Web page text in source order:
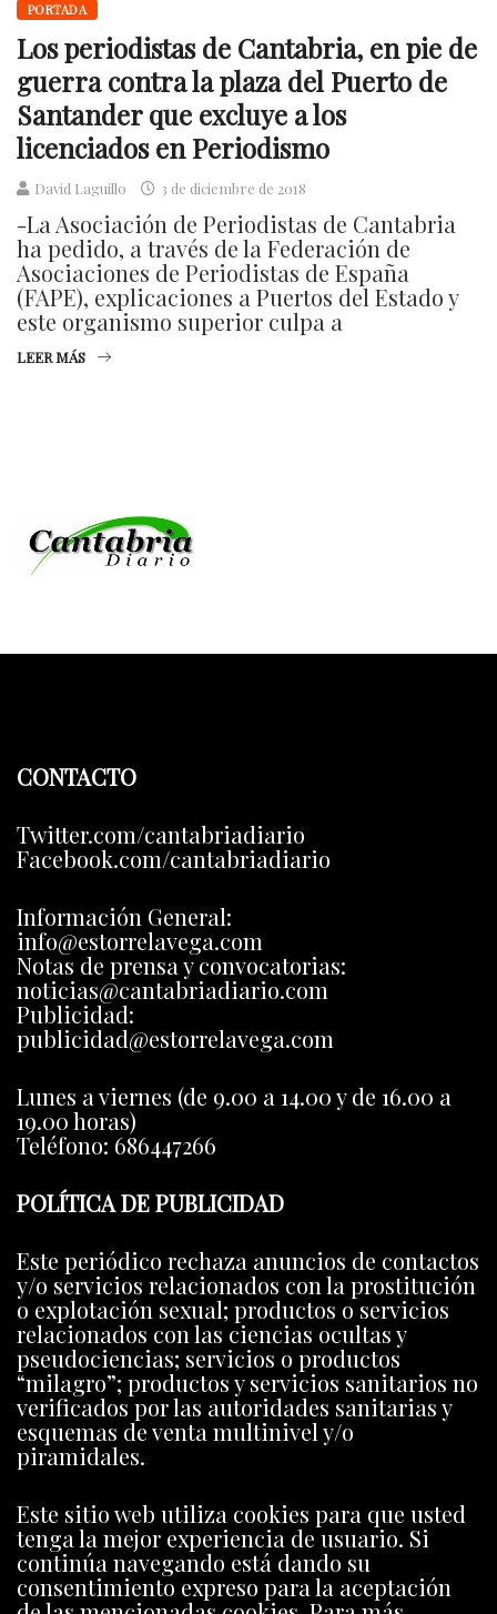
PORTADA
Los periodistas de Cantabria, en pie de
guerra contra la plaza del Puerto de
Santander que excluye a los
licenciados en Periodismo
David Laguillo 3 de diciembre de 2018
-La Asociación de Periodistas de Cantabria
ha pedido, a través de la Federación de
Asociaciones de Periodistas de España
(FAPE), explicaciones a Puertos del Estado y
este organismo superior culpa a
LEER MÁS
CONTACTO
Twitter.com/cantabriadiario
Facebook.com/cantabriadiario
Información General:
info@estorrelavega.com
Notas de prensa y convocatorias:
noticias@cantabriadiario.com
Publicidad:
publicidad@estorrelavega.com
Lunes a viernes (de 9.00 a 14.00 y de 16.00 a
19.00 horas)
Teléfono: 686447266
POLÍTICA DE PUBLICIDAD
Este periódico rechaza anuncios de contactos
y/o servicios relacionados con la prostitución
o explotación sexual; productos o servicios
relacionados con las ciencias ocultas y
pseudociencias; servicios o productos
“milagro”; productos y servicios sanitarios no
verificados por las autoridades sanitarias y
esquemas de venta multinivel y/o
piramidales.
Este sitio web utiliza cookies para que usted
tenga la mejor experiencia de usuario. Si
continúa navegando está dando su
consentimiento expreso para la aceptación